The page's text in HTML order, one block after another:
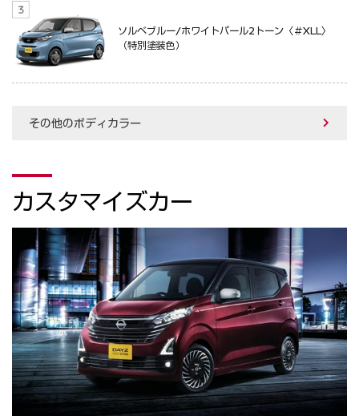
ソルベブルー/ホワイトパール2トーン〈＃XLL〉
（特別塗装色）
その他のボディカラー
カスタマイズカー